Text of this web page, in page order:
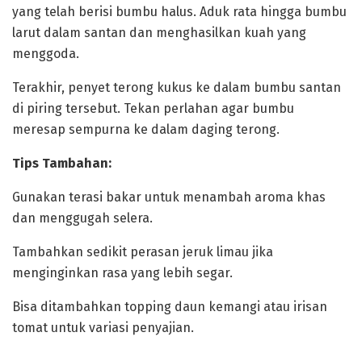
yang telah berisi bumbu halus. Aduk rata hingga bumbu
larut dalam santan dan menghasilkan kuah yang
menggoda.
‎‎Terakhir, penyet terong kukus ke dalam bumbu santan
di piring tersebut. Tekan perlahan agar bumbu
meresap sempurna ke dalam daging terong.
‎Tips Tambahan:
‎‎Gunakan terasi bakar untuk menambah aroma khas
dan menggugah selera.
‎‎Tambahkan sedikit perasan jeruk limau jika
menginginkan rasa yang lebih segar.
‎‎Bisa ditambahkan topping daun kemangi atau irisan
tomat untuk variasi penyajian.